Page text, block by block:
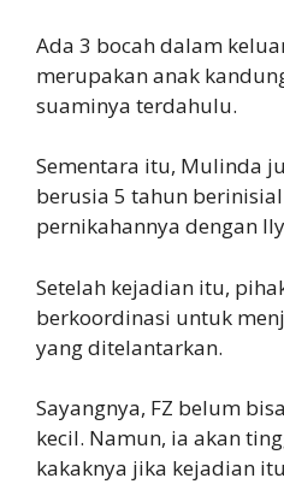
Ada 3 bocah dalam
merupakan anak
suaminya terdahulu.
Sementara itu, Mulinda
berusia 5 tahun
pernikahannya dengan
Setelah kejadian itu,
berkoordinasi untuk
yang ditelantarkan.
Sayangnya, FZ belum
kecil. Namun, ia akan
kakaknya jika kejadian